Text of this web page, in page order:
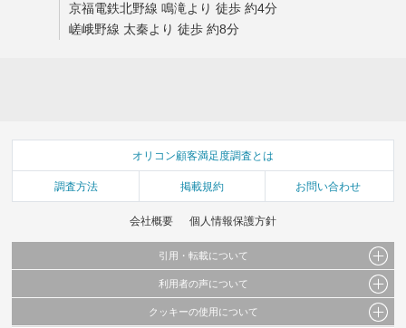
京福電鉄北野線 鳴滝より 徒歩 約4分
嵯峨野線 太秦より 徒歩 約8分
オリコン顧客満足度調査とは
調査方法 掲載規約 お問い合わせ
会社概要 個人情報保護方針
引用・転載について
当サイトで公開されている情報（文字、写真、イラスト、画像データ等）及びこれらの配
これらの情報を権利者の許可なく無断転載・複製などの二次利用を行うことは固く禁じて
利用者の声について
当サイトに掲載している内容はすべてサービスの利用者が提出された見解・感想です。
クッキーの使用について